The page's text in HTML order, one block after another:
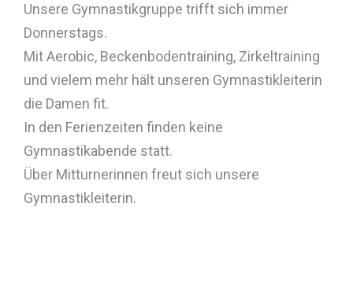
Unsere Gymnastikgruppe trifft sich immer
Donnerstags.
Mit Aerobic, Beckenbodentraining, Zirkeltraining
und vielem mehr hält unseren Gymnastikleiterin
die Damen fit.
In den Ferienzeiten finden keine
Gymnastikabende statt.
Über Mitturnerinnen freut sich unsere
Gymnastikleiterin.